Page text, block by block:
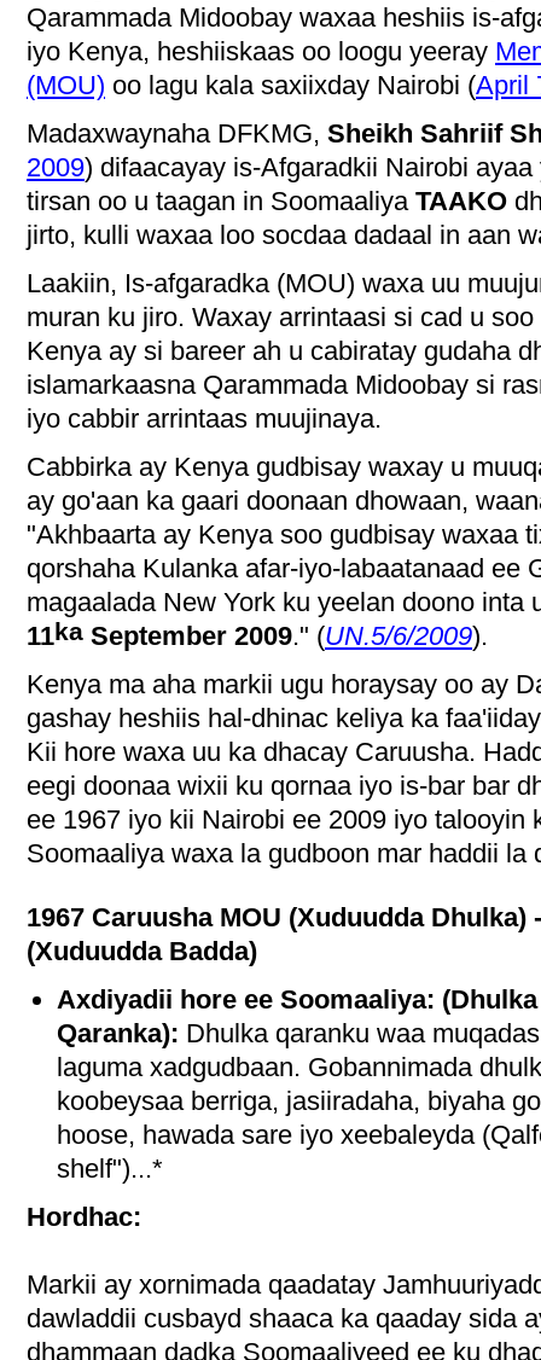
Qarammada Midoobay waxaa heshiis is-
iyo Kenya, heshiiskaas oo loogu yeeray
(MOU) oo lagu kala saxiixday Nairobi (April
Madaxwaynaha DFKMG, Sheikh Sahriif
2009) difaacayay is-Afgaradkii Nairobi
tirsan oo u taagan in Soomaaliya TAAKO
jirto, kulli waxaa loo socdaa dadaal in aan
Laakiin, Is-afgaradka (MOU) waxa uu
muran ku jiro. Waxay arrintaasi si cad u
Kenya ay si bareer ah u cabiratay gudaha
islamarkaasna Qarammada Midoobay si
iyo cabbir arrintaas muujinaya.
Cabbirka ay Kenya gudbisay waxay u
ay go'aan ka gaari doonaan dhowaan,
"Akhbaarta ay Kenya soo gudbisay waxaa
qorshaha Kulanka afar-iyo-labaatanaad ee
magaalada New York ku yeelan doono inta
11ka September 2009." (UN.5/6/2009).
Kenya ma aha markii ugu horaysay oo ay
gashay heshiis hal-dhinac keliya ka
Kii hore waxa uu ka dhacay Caruusha.
eegi doonaa wixii ku qornaa iyo is-bar bar
ee 1967 iyo kii Nairobi ee 2009 iyo talooyin
Soomaaliya waxa la gudboon mar haddii la
1967 Caruusha MOU (Xuduudda Dhulka)
(Xuduudda Badda)
Axdiyadii hore ee Soomaaliya: (Dhulka
Qaranka): Dhulka qaranku waa
laguma xadgudbaan. Gobannimada
koobeysaa berriga, jasiiradaha, biyaha
hoose, hawada sare iyo xeebaleyda
shelf")...*
Hordhac:
Markii ay xornimada qaadatay
dawladdii cusbayd shaaca ka qaaday sida
dhammaan dadka Soomaaliyeed ee ku